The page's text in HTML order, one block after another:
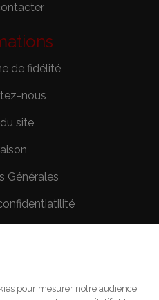
de fidélité
nous
site
Générales